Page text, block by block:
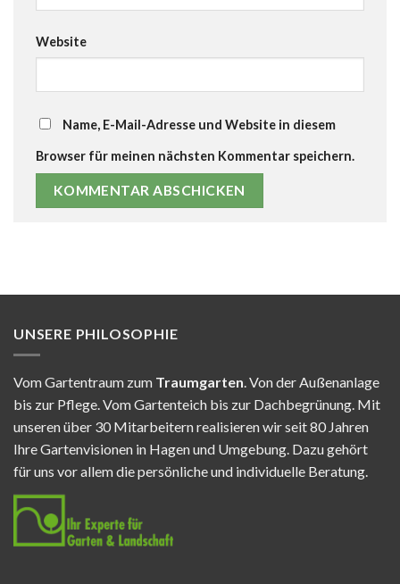
Website
Name, E-Mail-Adresse und Website in diesem
Browser für meinen nächsten Kommentar speichern.
UNSERE PHILOSOPHIE
Vom Gartentraum zum Traumgarten. Von der Außenanlage
bis zur Pflege. Vom Gartenteich bis zur Dachbegrünung. Mit
unseren über 30 Mitarbeitern realisieren wir seit 80 Jahren
Ihre Gartenvisionen in Hagen und Umgebung. Dazu gehört
für uns vor allem die persönliche und individuelle Beratung.